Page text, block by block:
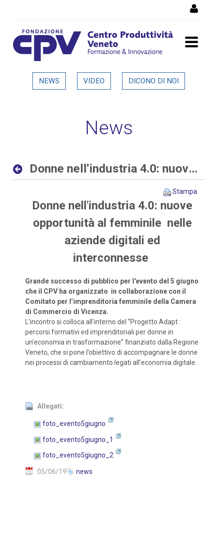
Donne nell'industria 4.0:
femminile nelle aziende
Dettaglio in evidenza
NEWS VIDEO DICONO DI NOI
News
Donne nell'industria 4.0: nuove opportunità al femminile nelle aziende digitali ed interconnesse
Stampa
Donne nell'industria 4.0: nuove
opportunità al femminile nelle
aziende digitali ed
interconnesse
Grande successo di pubblico per l'evento del 5 giugno
che il CPV ha organizzato in collaborazione con il
Comitato per l’imprenditoria femminile della Camera
di Commercio di Vicenza.
L’incontro si colloca all’interno del “Progetto Adapt :
percorsi formativi ed imprenditoriali per donne in
un’economia in trasformazione” finanziato dalla Regione
Veneto, che si pone l’obiettivo di accompagnare le donne
nei processi di cambiamento legati all’economia digitale.
Allegati:
foto_evento5giugno
foto_evento5giugno_1
foto_evento5giugno_2
05/06/19 news